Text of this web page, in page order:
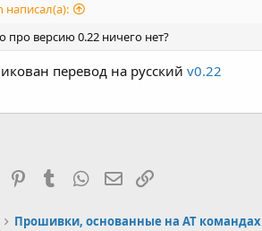
написал(а):
про версию 0.22 ничего нет?
перевод на русскийv0.22
PinterestTumblr WhatsApp
Электронная почта
Ссылка
Прошивки, основанные на AT командах